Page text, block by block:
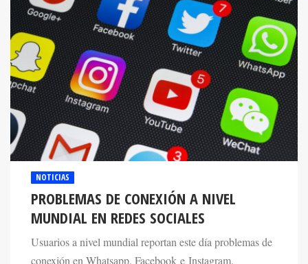
NOTICIAS
PROBLEMAS DE CONEXIÓN A NIVEL
MUNDIAL EN REDES SOCIALES
Usuarios a nivel mundial reportan este día problemas de
conexión en Whatsapp, Facebook e Instagram.